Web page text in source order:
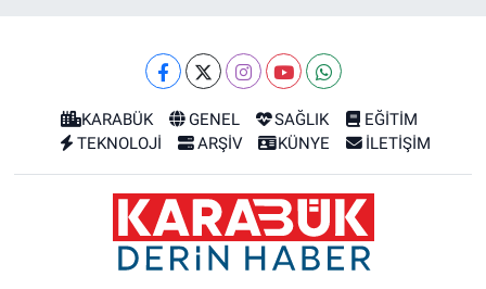
KARABÜK GENEL SAĞLIK
EĞİTİM
TEKNOLOJİ
ARŞİV KÜNYE İLETİŞİM